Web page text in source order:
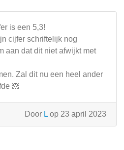
is een 5,3!
cijfer schriftelijk nog
aan dat dit niet afwijkt met
Zal dit nu een heel ander
🙈
Door L op 23 april 2023